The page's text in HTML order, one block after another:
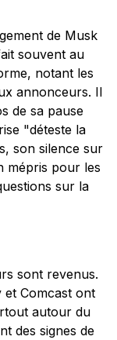
de Musk
souvent au
notant les
annonceurs. Il
de sa pause
"déteste la
son silence sur
mépris pour les
sur la
sont revenus.
et Comcast ont
autour du
des signes de